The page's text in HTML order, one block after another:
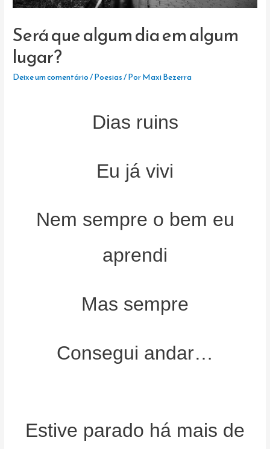
Será que algum dia em algum
lugar?
Deixe um comentário/Poesias/ PorMaxi Bezerra
Dias ruins
Eu já vivi
Nem sempre o bem eu
aprendi
Mas sempre
Consegui andar…
Estive parado há mais de